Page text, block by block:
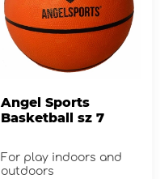
Angel Sports
Basketball sz 7
For play indoors and
outdoors